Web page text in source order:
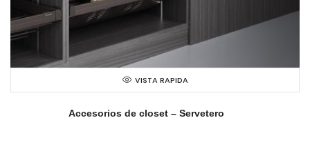
VISTA RAPIDA
Accesorios de closet – Servetero